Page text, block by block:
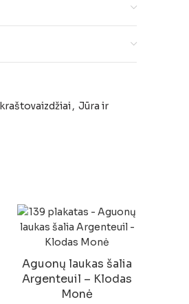
, Jūra ir
Aguonų laukas šalia
Argenteuil – Klodas
Monė